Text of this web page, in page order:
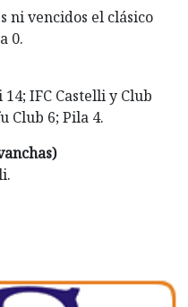
ni vencidos el clásico
0.
IFC Castelli y Club
Club 6; Pila 4.